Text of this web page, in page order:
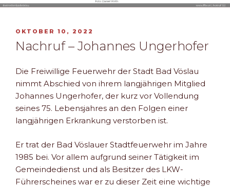
VERÖFFENTLICHT
AM
OKTOBER 10, 2022
Nachruf – Johannes Ungerhofer
Die Freiwillige Feuerwehr der Stadt Bad Vöslau
nimmt Abschied von ihrem langjährigen Mitglied
Johannes Ungerhofer, der kurz vor Vollendung
seines 75. Lebensjahres an den Folgen einer
langjährigen Erkrankung verstorben ist.
Er trat der Bad Vöslauer Stadtfeuerwehr im Jahre
1985 bei. Vor allem aufgrund seiner Tätigkeit im
Gemeindedienst und als Besitzer des LKW-
Führerscheines war er zu dieser Zeit eine wichtige